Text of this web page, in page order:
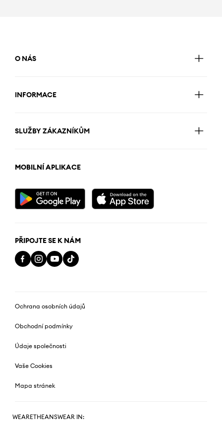
O NÁS
INFORMACE
SLUŽBY ZÁKAZNÍKŮM
MOBILNÍ APLIKACE
PŘIPOJTE SE K NÁM
Ochrana osobních údajů
Obchodní podmínky
Údaje společnosti
Vaše Cookies
Mapa stránek
WEARETHEANSWEAR IN: